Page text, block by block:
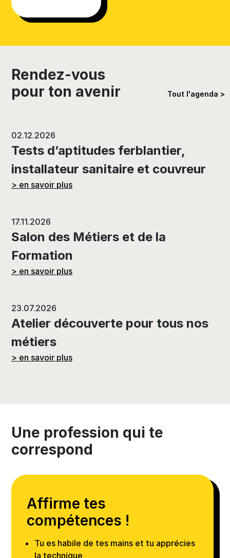
Rendez-vous
pour ton avenir
Tout l'agenda >
02.12.2026
Tests d’aptitudes ferblantier,
installateur sanitaire et couvreur
> en savoir plus
17.11.2026
Salon des Métiers et de la
Formation
> en savoir plus
23.07.2026
Atelier découverte pour tous nos
métiers
> en savoir plus
Une profession qui te
correspond
Affirme tes
compétences !
Tu es habile de tes mains et tu apprécies
la technique